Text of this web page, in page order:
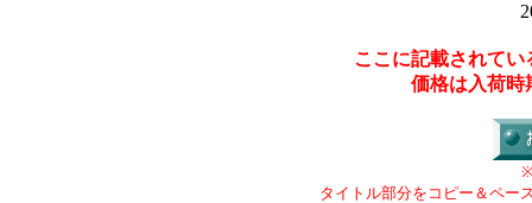
ここに記載されて
価格は入荷時
タイトル部分をコピー＆ペー